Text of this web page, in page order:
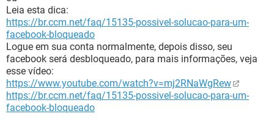
Leia esta dica:
https://br.ccm.net/faq/15135-possivel-solucao-para-um-
facebook-bloqueado
Logue em sua conta normalmente, depois disso, seu
facebook será desbloqueado, para mais informações, veja
esse vídeo:
https://www.youtube.com/watch?v=mj2RNaWgRew
https://br.ccm.net/faq/15135-possivel-solucao-para-um-
facebook-bloqueado